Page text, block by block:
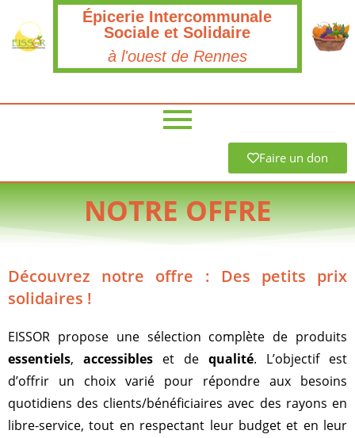
Épicerie Intercommunale
Sociale et Solidaire
à l'ouest de Rennes
Faire un don
NOTRE OFFRE
Découvrez notre offre : Des petits prix
solidaires !
EISSOR propose une sélection complète de produits
essentiels, accessibles et de qualité. L’objectif est
d’offrir un choix varié pour répondre aux besoins
quotidiens des clients/bénéficiaires avec des rayons en
libre-service, tout en respectant leur budget et en leur